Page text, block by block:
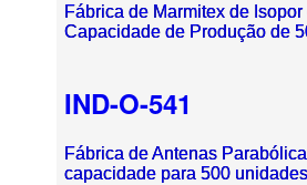
Fábrica de Marmitex de Isopor
Capacidade de Produção de
IND-O-541
Fábrica de Antenas
capacidade para 500